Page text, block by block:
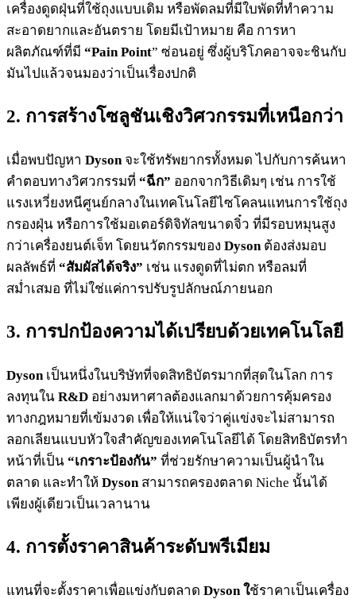
เครื่องดูดฝุ่นที่ใช้ถุงแบบเดิม หรือพัดลมที่มีใบพัดที่ทำความ
สะอาดยากและอันตราย โดยมีเป้าหมาย คือ การหา
ผลิตภัณฑ์ที่มี “Pain Point” ซ่อนอยู่ ซึ่งผู้บริโภคอาจจะชินกับ
มันไปแล้วจนมองว่าเป็นเรื่องปกติ
2. การสร้างโซลูชันเชิงวิศวกรรมที่เหนือกว่า
เมื่อพบปัญหา Dysonจะใช้ทรัพยากรทั้งหมด ไปกับการค้นหา
คำตอบทางวิศวกรรมที่ “ฉีก” ออกจากวิธีเดิมๆ เช่น การใช้
แรงเหวี่ยงหนีศูนย์กลางในเทคโนโลยีไซโคลนแทนการใช้ถุง
กรองฝุ่น หรือการใช้มอเตอร์ดิจิทัลขนาดจิ๋ว ที่มีรอบหมุนสูง
กว่าเครื่องยนต์เจ็ท โดยนวัตกรรมของ Dyson ต้องส่งมอบ
ผลลัพธ์ที่ “สัมผัสได้จริง” เช่น แรงดูดที่ไม่ตก หรือลมที่
สม่ำเสมอ ที่ไม่ใช่แค่การปรับรูปลักษณ์ภายนอก
3. การปกป้องความได้เปรียบด้วยเทคโนโลยี
Dysonเป็นหนึ่งในบริษัทที่จดสิทธิบัตรมากที่สุดในโลก การ
ลงทุนใน R&D อย่างมหาศาลต้องแลกมาด้วยการคุ้มครอง
ทางกฎหมายที่เข้มงวด เพื่อให้แน่ใจว่าคู่แข่งจะไม่สามารถ
ลอกเลียนแบบหัวใจสำคัญของเทคโนโลยีได้ โดยสิทธิบัตรทำ
หน้าที่เป็น “เกราะป้องกัน” ที่ช่วยรักษาความเป็นผู้นำใน
ตลาด และทำให้ Dysonสามารถครองตลาด Niche นั้นได้
เพียงผู้เดียวเป็นเวลานาน
4. การตั้งราคาสินค้าระดับพรีเมียม
แทนที่จะตั้งราคาเพื่อแข่งกับตลาด Dyson ใช้ราคาเป็นเครื่อง